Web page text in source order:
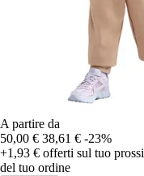
A partire da
50,00 € 38,61 € -23%
+1,93 € offerti sul tuo
del tuo ordine